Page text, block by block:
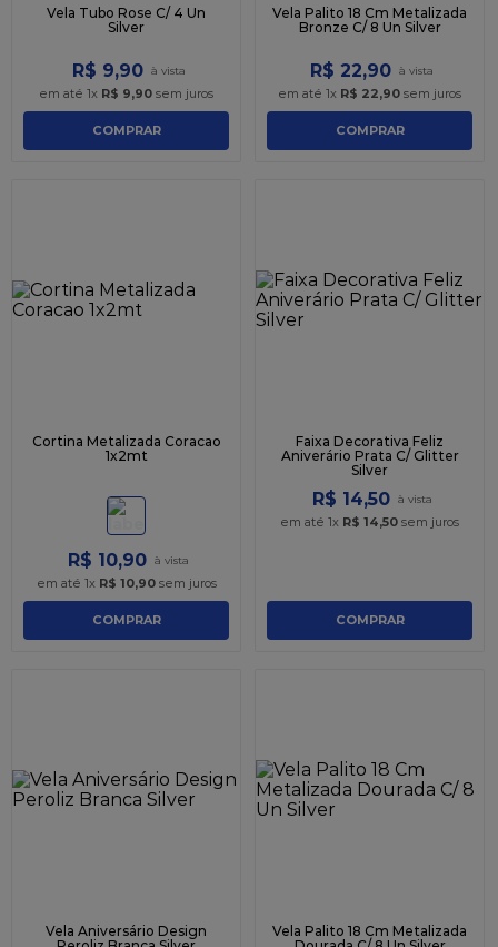
Vela Tubo Rose C/ 4 Un
Silver
R$ 9,90
em até 1x R$ 9,90 sem juros
COMPRAR
Vela Palito 18 Cm Metalizada
Bronze C/ 8 Un Silver
R$ 22,90
em até 1x R$ 22,90 sem juros
COMPRAR
Cortina Metalizada Coracao
1x2mt
R$ 10,90
em até 1x R$ 10,90sem juros
COMPRAR
Faixa Decorativa Feliz
Aniverário Prata C/ Glitter
Silver
R$ 14,50
em até 1x R$ 14,50 sem juros
COMPRAR
Vela Aniversário Design
Vela Palito 18 Cm Metalizada